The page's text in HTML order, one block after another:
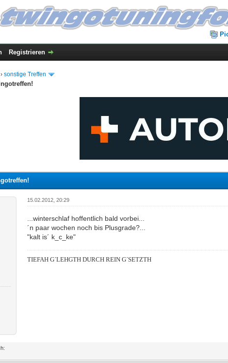
Registrieren
›sonstige Treffen
15.02.2012, 20:29
...winterschlaf hoffentlich bald vorbei...
´n paar wochen noch bis Plusgrade?...
"kalt is´ k_c_ke"
TIEFAH G´LEHGTH DURCH REIN G´SETZTH